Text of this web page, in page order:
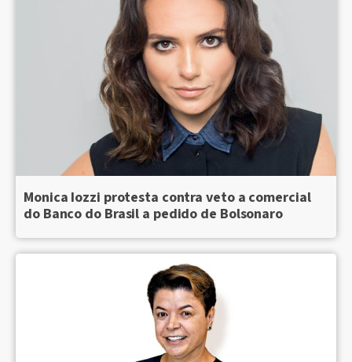
Monica Iozzi protesta contra veto a comercial
do Banco do Brasil a pedido de Bolsonaro